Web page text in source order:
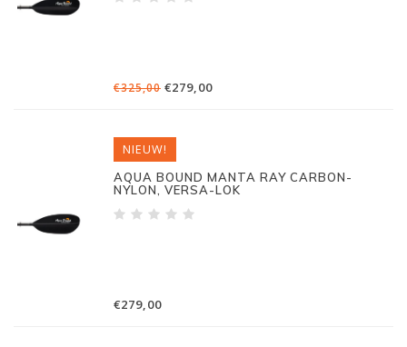
€325,00 €279,00
NIEUW!
AQUA BOUND MANTA RAY CARBON-
NYLON, VERSA-LOK
€279,00